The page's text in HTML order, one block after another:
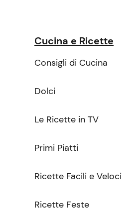
Cucina e Ricette
Consigli di Cucina
Dolci
Le Ricette in TV
Primi Piatti
Ricette Facili e Veloci
Ricette Feste